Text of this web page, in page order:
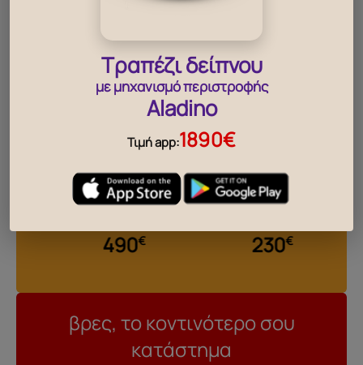
€ €
βρες, το κοντινότερο σου
κατάστημα
Τραπέζι δείπνου
με μηχανισμό περιστροφής
Aladino
Τιμή app:1890€